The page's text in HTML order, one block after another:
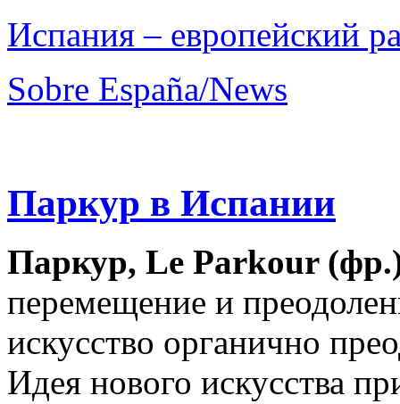
Испания – европейский
Sobre España/News
Паркур в Испании
Паркур, Le Parkour
перемещение и
искусство органично
Идея нового искусства